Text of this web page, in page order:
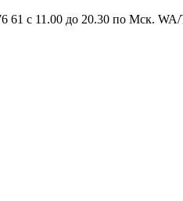
61 c 11.00 до 20.30 по Мcк.